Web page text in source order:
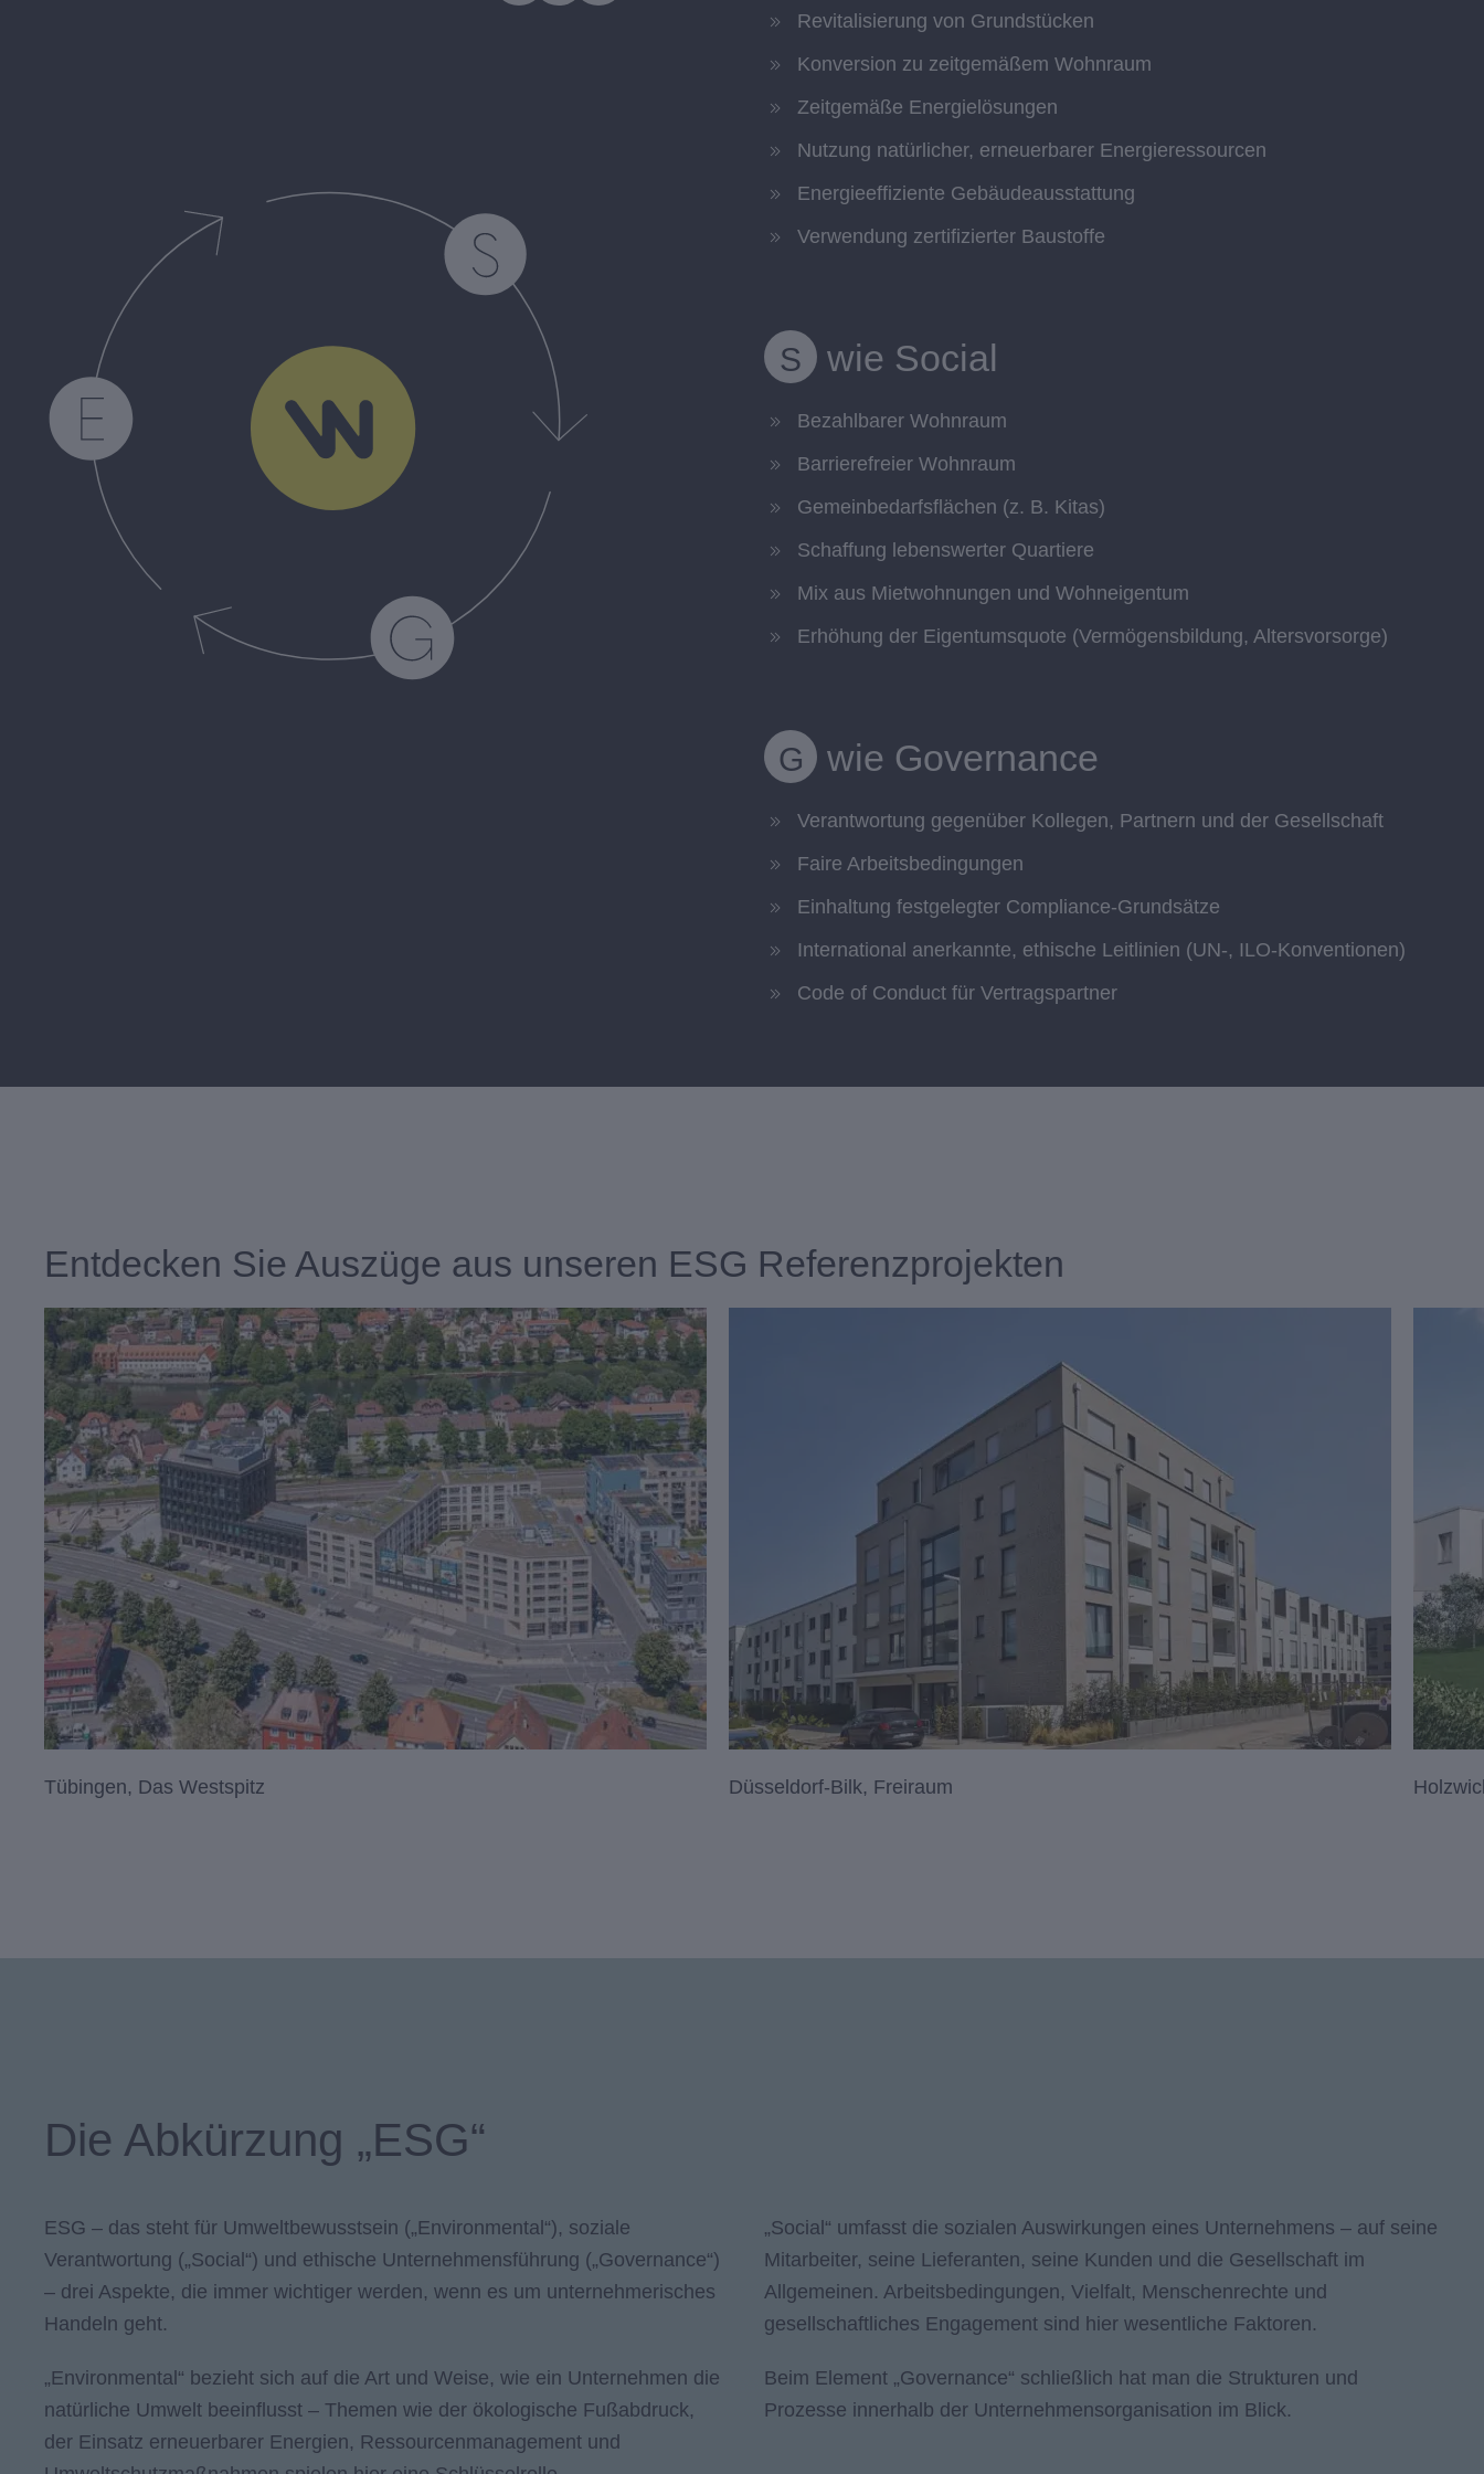
Revitalisierung von Grundstücken
Konversion zu zeitgemäßem Wohnraum
Zeitgemäße Energielösungen
Nutzung natürlicher, erneuerbarer Energieressourcen
Energieeffiziente Gebäudeausstattung
Verwendung zertifizierter Baustoffe
S wie Social
Bezahlbarer Wohnraum
Barrierefreier Wohnraum
Gemeinbedarfsflächen (z. B. Kitas)
Schaffung lebenswerter Quartiere
Mix aus Mietwohnungen und Wohneigentum
Erhöhung der Eigentumsquote (Vermögensbildung, Altersvorsorge)
G wie Governance
Verantwortung gegenüber Kollegen, Partnern und der Gesellschaft
Faire Arbeitsbedingungen
Einhaltung festgelegter Compliance-Grundsätze
International anerkannte, ethische Leitlinien (UN-, ILO-Konventionen)
Code of Conduct für Vertragspartner
Entdecken Sie Auszüge aus unseren ESG Referenzprojekten
Tübingen, Das Westspitz Düsseldorf-Bilk, Freiraum
Die Abkürzung „ESG“
ESG – das steht für Umweltbewusstsein („Environmental“), soziale
Verantwortung („Social“) und ethische Unternehmensführung („Governance“)
– drei Aspekte, die immer wichtiger werden, wenn es um unternehmerisches
Handeln geht.
„Environmental“ bezieht sich auf die Art und Weise, wie ein Unternehmen die
natürliche Umwelt beeinflusst – Themen wie der ökologische Fußabdruck,
der Einsatz erneuerbarer Energien, Ressourcenmanagement und
„Social“ umfasst die sozialen Auswirkungen eines Unternehmens – auf seine
Mitarbeiter, seine Lieferanten, seine Kunden und die Gesellschaft im
Allgemeinen. Arbeitsbedingungen, Vielfalt, Menschenrechte und
gesellschaftliches Engagement sind hier wesentliche Faktoren.
Beim Element „Governance“ schließlich hat man die Strukturen und
Prozesse innerhalb der Unternehmensorganisation im Blick.